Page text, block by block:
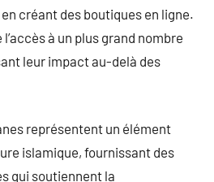
créant des boutiques en ligne.
à un plus grand nombre
leur impact au-delà des
représentent un élément
islamique, fournissant des
qui soutiennent la